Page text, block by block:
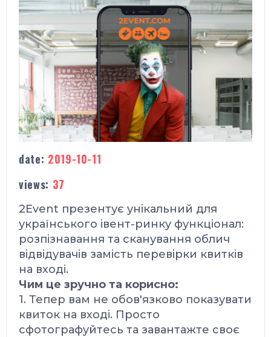
date: 2019-10-11
views: 37
2Event презентує унікальний для
українського івент-ринку функціонал:
розпізнавання та сканування облич
відвідувачів замість перевірки квитків
на вході.
Чим це зручно та корисно:
1. Тепер вам не обов'язково показувати
квиток на вході. Просто
cфотографуйтесь та завантажте своє